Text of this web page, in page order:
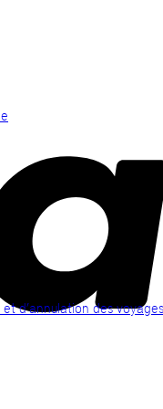
d’annulation des voyages